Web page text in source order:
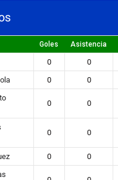
wp-
2019/04/STEIBI-
Goles Asistencia
0 0
0 0
0 0
0 0
0 0